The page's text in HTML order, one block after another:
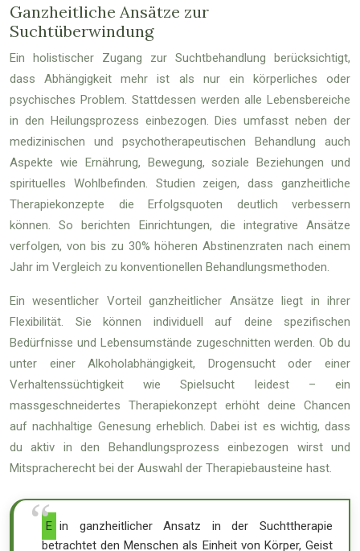
Ganzheitliche Ansätze zur
Suchtüberwindung
Ein holistischer Zugang zur Suchtbehandlung berücksichtigt,
dass Abhängigkeit mehr ist als nur ein körperliches oder
psychisches Problem. Stattdessen werden alle Lebensbereiche
in den Heilungsprozess einbezogen. Dies umfasst neben der
medizinischen und psychotherapeutischen Behandlung auch
Aspekte wie Ernährung, Bewegung, soziale Beziehungen und
spirituelles Wohlbefinden. Studien zeigen, dass ganzheitliche
Therapiekonzepte die Erfolgsquoten deutlich verbessern
können. So berichten Einrichtungen, die integrative Ansätze
verfolgen, von bis zu 30% höheren Abstinenzraten nach einem
Jahr im Vergleich zu konventionellen Behandlungsmethoden.
Ein wesentlicher Vorteil ganzheitlicher Ansätze liegt in ihrer
Flexibilität. Sie können individuell auf deine spezifischen
Bedürfnisse und Lebensumstände zugeschnitten werden. Ob du
unter einer Alkoholabhängigkeit, Drogensucht oder einer
Verhaltenssüchtigkeit wie Spielsucht leidest – ein
massgeschneidertes Therapiekonzept erhöht deine Chancen
auf nachhaltige Genesung erheblich. Dabei ist es wichtig, dass
du aktiv in den Behandlungsprozess einbezogen wirst und
Mitspracherecht bei der Auswahl der Therapiebausteine hast.
Ein ganzheitlicher Ansatz in der Suchttherapie
betrachtet den Menschen als Einheit von Körper, Geist